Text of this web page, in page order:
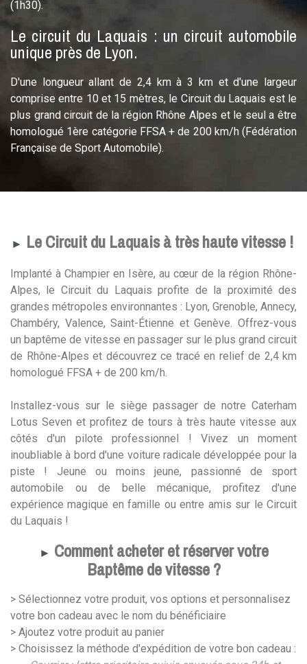
(1h30).
Le circuit du Laquais : un circuit automobile
unique près de Lyon.
D'une longueur allant de 2,4 km à 3 km et d'une largeur
comprise entre 10 et 15 mètres, le Circuit du Laquais est le
plus grand circuit de la région Rhône Alpes et le seul a être
homologué 1ère catégorie FFSA + de 200 km/h (Fédération
Française de Sport Automobile).
► Le Circuit du Laquais à très haute vitesse !
Implanté à Champier en Isère, au cœur de la région Rhône-
Alpes, le Circuit du Laquais profite de la proximité des
grandes métropoles environnantes : Lyon, Grenoble, Annecy,
Chambéry, Valence, Saint-Étienne et Genève. Offrez-vous
un baptême de vitesse en passager sur le plus grand circuit
de Rhône-Alpes et découvrez ce tracé en relief de 2,4 km
homologué FFSA + de 200 km/h.
Installez-vous sur le siège passager de notre Caterham
Lotus Seven et profitez de tours à très haute vitesse aux
côtés d'un pilote professionnel ! Vivez un moment
inoubliable à bord d'une voiture radicale développée pour la
piste ! Jeune ou moins jeune, passionné de sport
automobile ou de belle mécanique, profitez d'une
expérience magique en famille ou entre amis sur le Circuit
du Laquais !
► Comment acheter et réserver votre
Baptême de vitesse ?
> Sélectionnez votre produit, vos options et personnalisez
votre bon cadeau avec le nom du bénéficiaire
> Ajoutez votre produit au panier
> Choisissez la méthode d'expédition de votre bon cadeau :